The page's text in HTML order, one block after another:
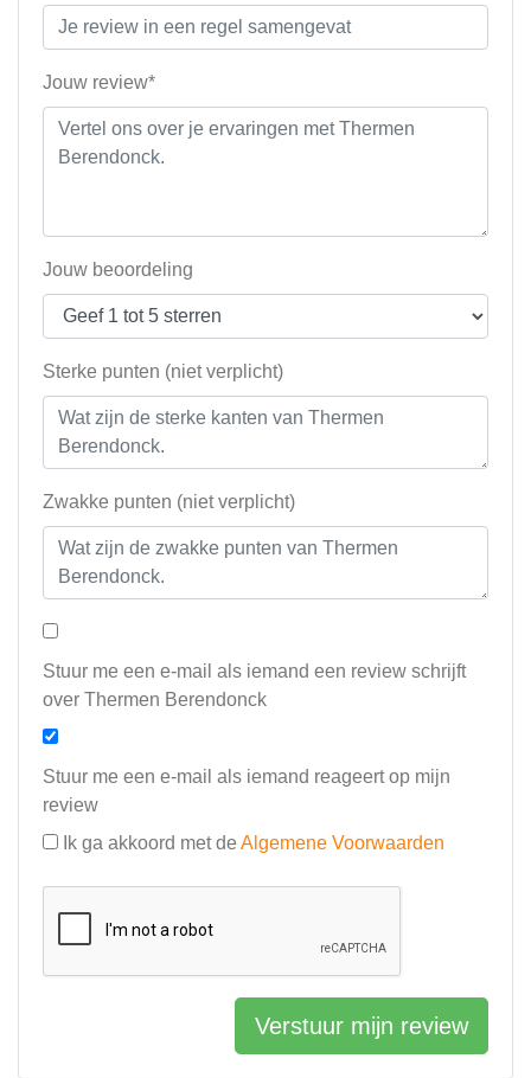
Jouw review*
Jouw beoordeling
Sterke punten (niet verplicht)
Zwakke punten (niet verplicht)
Stuur me een e-mail als iemand een review schrijft
over Thermen Berendonck
Stuur me een e-mail als iemand reageert op mijn
review
Ik ga akkoord met de Algemene Voorwaarden
Verstuur mijn review